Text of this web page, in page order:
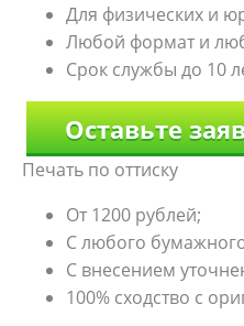
Для физических и
Любой формат и
Срок службы до 10
Оставьте
Печать по оттиску
От 1200 рублей;
С любого
С внесением
100% сходство с